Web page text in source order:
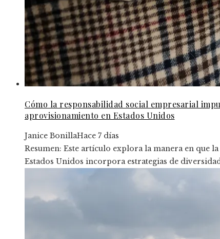
Cómo la responsabilidad social empresarial
aprovisionamiento en Estados Unidos
Janice BonillaHace 7 días
Resumen: Este artículo explora la manera en que
Estados Unidos incorpora estrategias de